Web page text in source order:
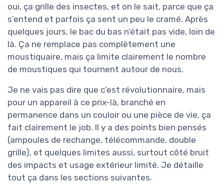
oui, ça grille des insectes, et on le sait, parce que ça
s’entend et parfois ça sent un peu le cramé. Après
quelques jours, le bac du bas n’était pas vide, loin de
là. Ça ne remplace pas complètement une
moustiquaire, mais ça limite clairement le nombre
de moustiques qui tournent autour de nous.
Je ne vais pas dire que c’est révolutionnaire, mais
pour un appareil à ce prix-là, branché en
permanence dans un couloir ou une pièce de vie, ça
fait clairement le job. Il y a des points bien pensés
(ampoules de rechange, télécommande, double
grille), et quelques limites aussi, surtout côté bruit
des impacts et usage extérieur limité. Je détaille
tout ça dans les sections suivantes.